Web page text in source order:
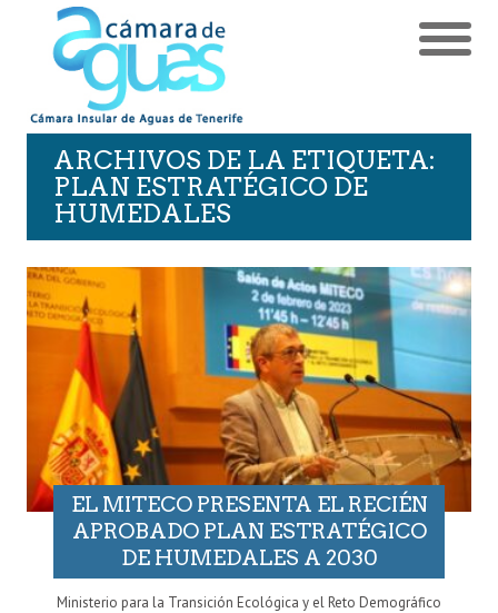
ARCHIVOS DE LA ETIQUETA:
PLAN ESTRATÉGICO DE
HUMEDALES
EL MITECO PRESENTA EL RECIÉN
APROBADO PLAN ESTRATÉGICO
DE HUMEDALES A 2030
Ministerio para la Transición Ecológica y el Reto Demográfico